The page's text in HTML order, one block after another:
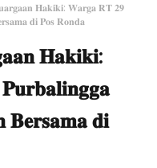
𝐇𝐚𝐤𝐢𝐤𝐢: 𝐖𝐚𝐫𝐠𝐚 𝐑𝐓 𝟐𝟗
𝐝𝐢 𝐏𝐨𝐬 𝐑𝐨𝐧𝐝𝐚
𝐇𝐚𝐤𝐢𝐤𝐢:
𝐝𝐢